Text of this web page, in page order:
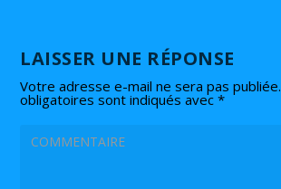
LAISSER UNE RÉPONSE
Votre adresse e-mail ne sera pas publiée.
obligatoires sont indiqués avec*